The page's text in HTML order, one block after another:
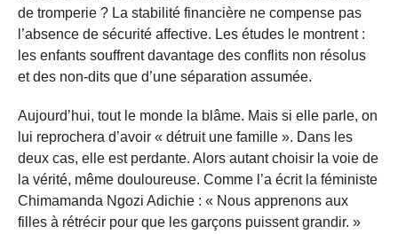
de tromperie ? La stabilité financière ne compense pas
l’absence de sécurité affective. Les études le montrent :
les enfants souffrent davantage des conflits non résolus
et des non-dits que d’une séparation assumée.
Aujourd’hui, tout le monde la blâme. Mais si elle parle, on
lui reprochera d’avoir « détruit une famille ». Dans les
deux cas, elle est perdante. Alors autant choisir la voie de
la vérité, même douloureuse. Comme l’a écrit la féministe
Chimamanda Ngozi Adichie : « Nous apprenons aux
filles à rétrécir pour que les garçons puissent grandir. »